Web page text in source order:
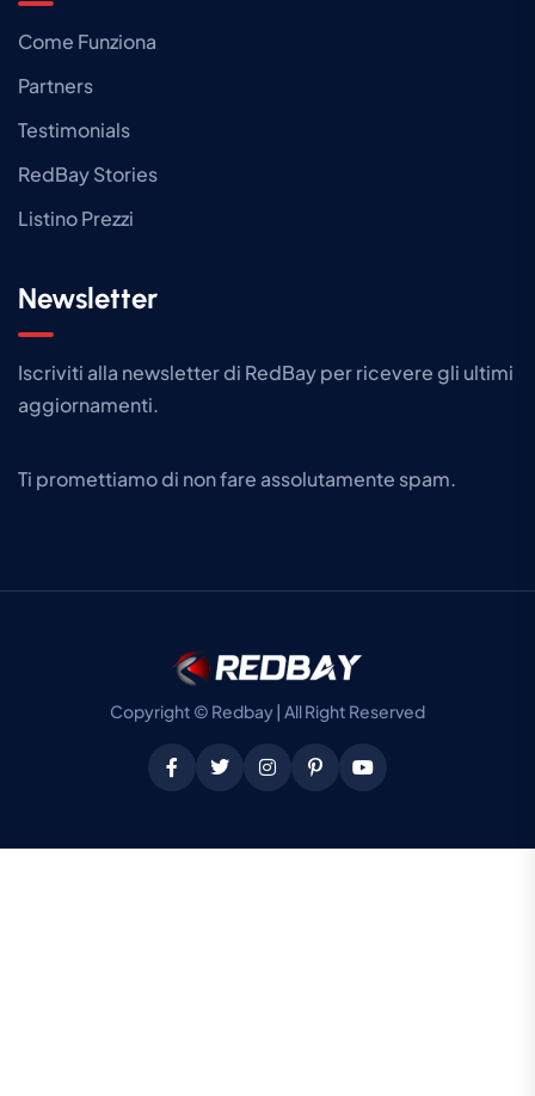
Come Funziona
Partners
Testimonials
RedBay Stories
Listino Prezzi
Newsletter
Iscriviti alla newsletter di RedBay per ricevere gli ultimi
aggiornamenti.​
Ti promettiamo di non fare assolutamente spam.
Copyright © Redbay | All Right Reserved